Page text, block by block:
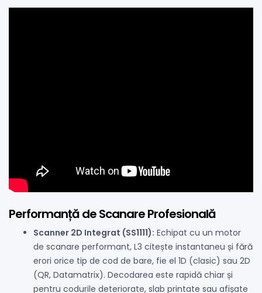
Performanță de Scanare Profesională
Scanner 2D Integrat (SS1111): Echipat cu un motor
de scanare performant, L3 citește instantaneu și fără
erori orice tip de cod de bare, fie el 1D (clasic) sau 2D
(QR, Datamatrix). Decodarea este rapidă chiar și
pentru codurile deteriorate, slab printate sau afișate